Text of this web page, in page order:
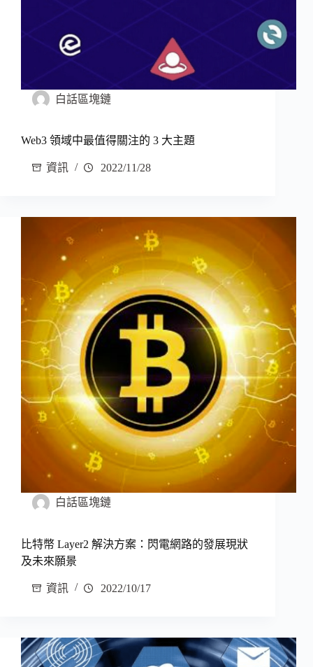
白話區塊鏈
Web3 領域中最值得關注的 3 大主題
資訊 2022/11/28
白話區塊鏈
比特幣 Layer2 解決方案：閃電網路的發展現狀
及未來願景
資訊 2022/10/17